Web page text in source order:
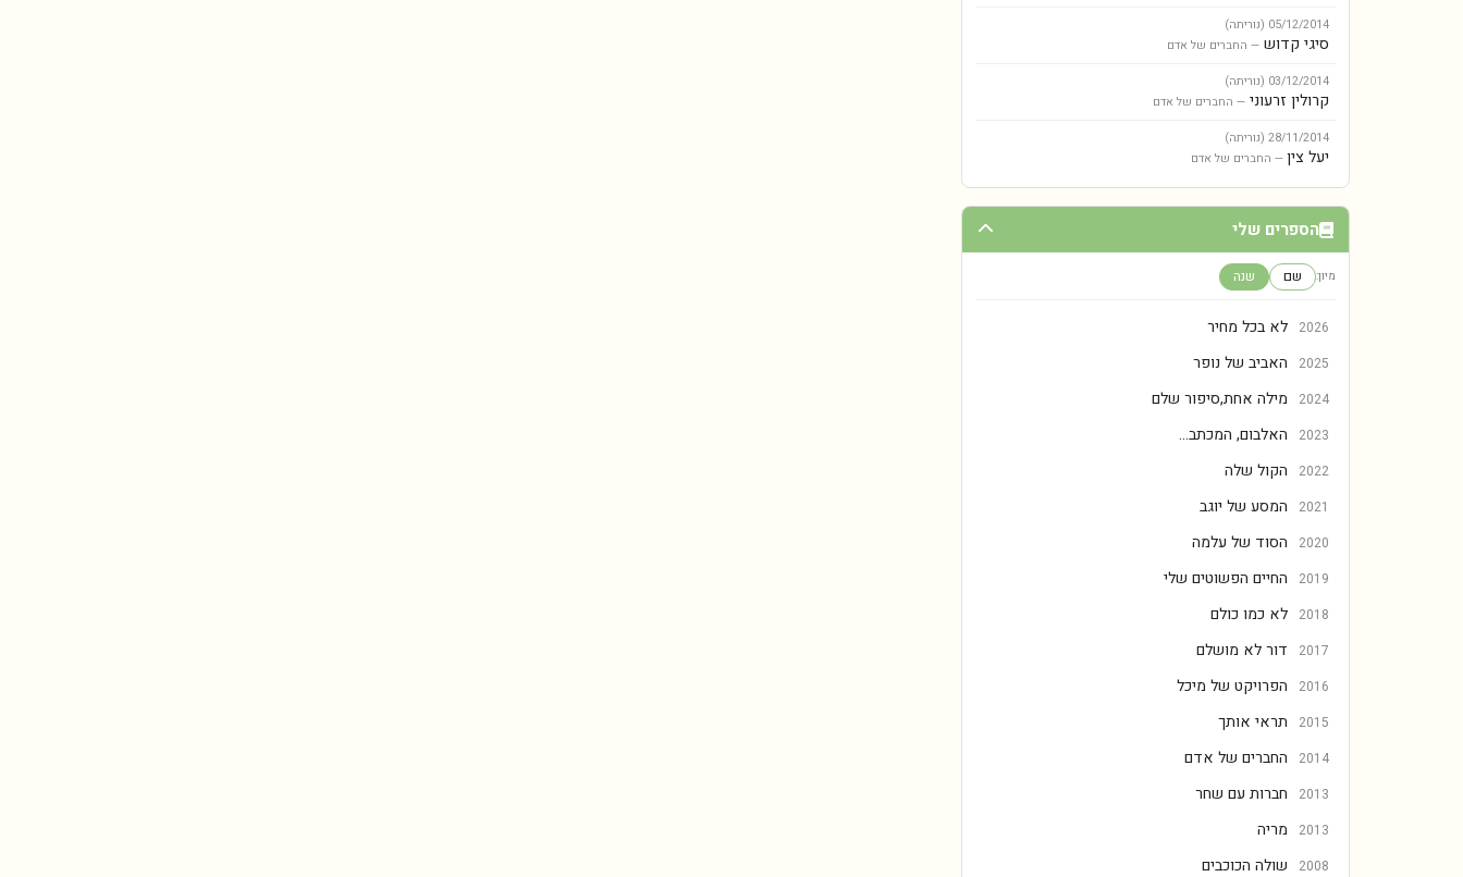
05/12/2014 (נוריתה)
סיגי קדוש — החברים של אדם
03/12/2014 (נוריתה)
קרולין זרעוני — החברים של אדם
28/11/2014 (נוריתה)
יעל צין— החברים של אדם
הספרים שלי
מיון: שם שנה
2026 לא בכל מחיר
2025 האביב של נופר
2024 מילה אחת,סיפור שלם
2023 האלבום, המכתב...
2022 הקול שלה
2021 המסע של יוגב
2020 הסוד של עלמה
2019 החיים הפשוטים שלי
2018 לא כמו כולם
2017 דור לא מושלם
2016 הפרויקט של מיכל
2015 תראי אותך
2014 החברים של אדם
2013 חברות עם שחר
2013 מריה
2008 שולה הכוכבים